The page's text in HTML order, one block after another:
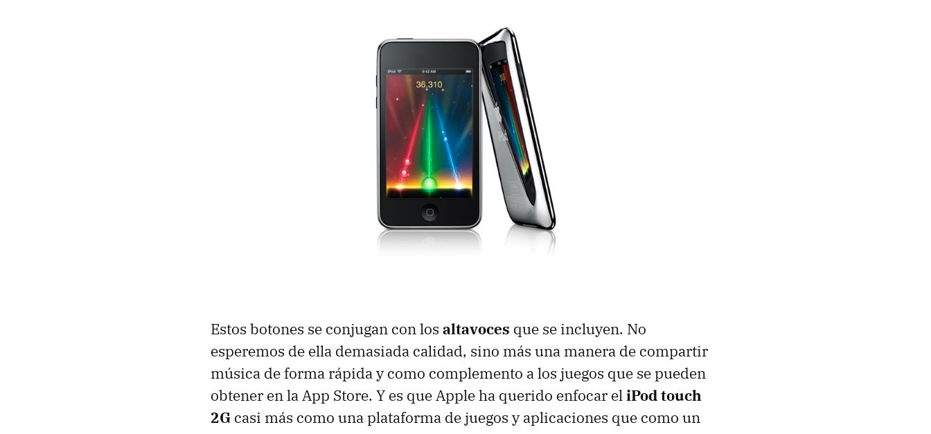
Estos botones se conjugan con los altavoces que se incluyen. No
esperemos de ella demasiada calidad, sino más una manera de compartir
música de forma rápida y como complemento a los juegos que se pueden
obtener en la App Store. Y es que Apple ha querido enfocar eliPod touch
2G casi más como una plataforma de juegos y aplicaciones que como un